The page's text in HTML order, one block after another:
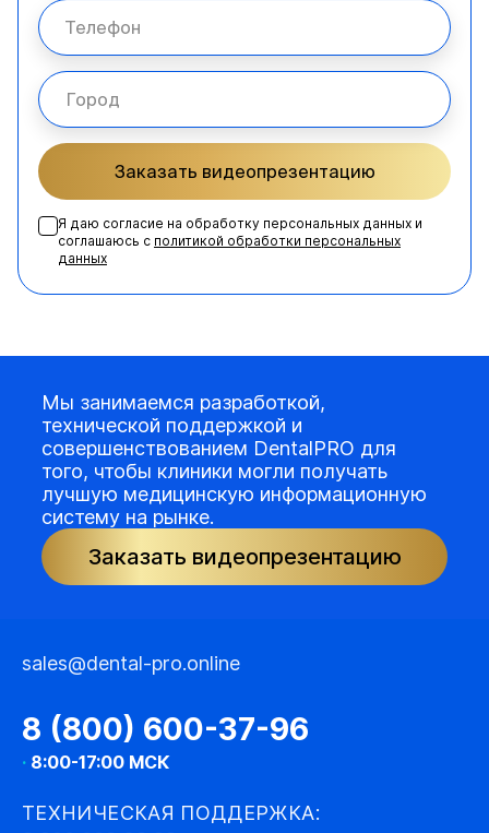
Заказать видеопрезентацию
Я даю согласие на обработку персональных данных и
соглашаюсь с политикой обработки персональных
данных
Мы занимаемся разработкой,
технической поддержкой и
совершенствованием DentalPRO для
того, чтобы клиники могли получать
лучшую медицинскую информационную
систему на рынке.
Заказать видеопрезентацию
sales@dental-pro.online
8 (800) 600-37-96
· 8:00-17:00 МСК
ТЕХНИЧЕСКАЯ ПОДДЕРЖКА: